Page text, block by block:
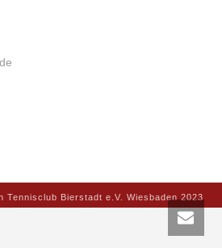
Tennisclub Bierstadt e.V. Wiesbaden 2023